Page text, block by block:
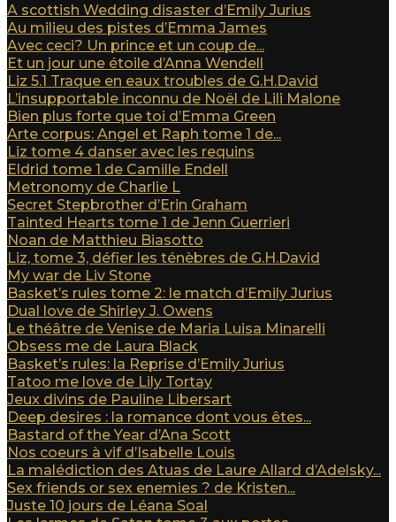
A scottish Wedding disaster d’Emily Jurius
Au milieu des pistes d’Emma James
Avec ceci? Un prince et un coup de...
Et un jour une étoile d’Anna Wendell
Liz 5.1 Traque en eaux troubles de G.H.David
L’insupportable inconnu de Noël de Lili Malone
Bien plus forte que toi d’Emma Green
Arte corpus: Angel et Raph tome 1 de...
Liz tome 4 danser avec les requins
Eldrid tome 1 de Camille Endell
Metronomy de Charlie L
Secret Stepbrother d’Erin Graham
Tainted Hearts tome 1 de Jenn Guerrieri
Noan de Matthieu Biasotto
Liz, tome 3, défier les ténèbres de G.H.David
My war de Liv Stone
Basket’s rules tome 2: le match d’Emily Jurius
Dual love de Shirley J. Owens
Le théâtre de Venise de Maria Luisa Minarelli
Obsess me de Laura Black
Basket’s rules: la Reprise d’Emily Jurius
Tatoo me love de Lily Tortay
Jeux divins de Pauline Libersart
Deep desires : la romance dont vous êtes...
Bastard of the Year d’Ana Scott
Nos coeurs à vif d’Isabelle Louis
La malédiction des Atuas de Laure Allard d’Adelsky...
Sex friends or sex enemies ? de Kristen...
Juste 10 jours de Léana Soal